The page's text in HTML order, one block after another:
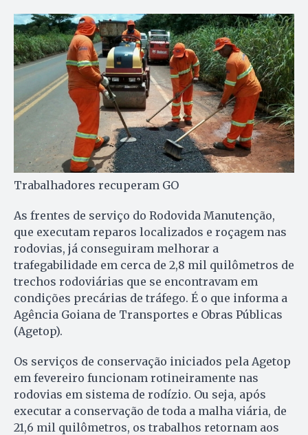
Trabalhadores recuperam GO
As frentes de serviço do Rodovida Manutenção,
que executam reparos localizados e roçagem nas
rodovias, já conseguiram melhorar a
trafegabilidade em cerca de 2,8 mil quilômetros de
trechos rodoviárias que se encontravam em
condições precárias de tráfego. É o que informa a
Agência Goiana de Transportes e Obras Públicas
(Agetop).
Os serviços de conservação iniciados pela Agetop
em fevereiro funcionam rotineiramente nas
rodovias em sistema de rodízio. Ou seja, após
executar a conservação de toda a malha viária, de
21,6 mil quilômetros, os trabalhos retornam aos